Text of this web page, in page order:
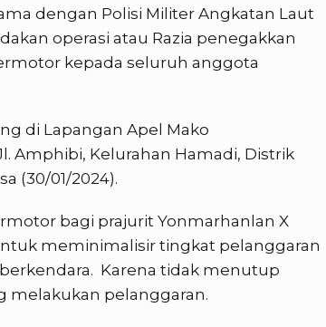
dengan Polisi Militer Angkatan Laut
operasi atau Razia penegakkan
kepada seluruh anggota
di Lapangan Apel Mako
Amphibi, Kelurahan Hamadi, Distrik
(30/01/2024).
bagi prajurit Yonmarhanlan X
meminimalisir tingkat pelanggaran
Karena tidak menutup
melakukan pelanggaran.